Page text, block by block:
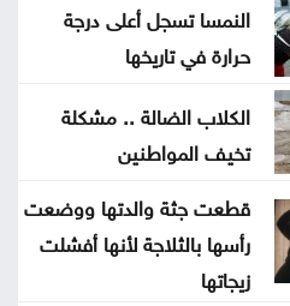
الحصار .. الرئاسة
تحذر من مخطط يستهدف
الرقمي يفتتح المركز
منصة الشمال في إربد
النمسا تسجل أعلى درجة
حرارة في تاريخها
الكلاب الضالة .. مشكلة
تخيف المواطنين
قطعت جثة والدتها ووضعت
رأسها بالثلاجة لأنها أفشلت
زيجاتها